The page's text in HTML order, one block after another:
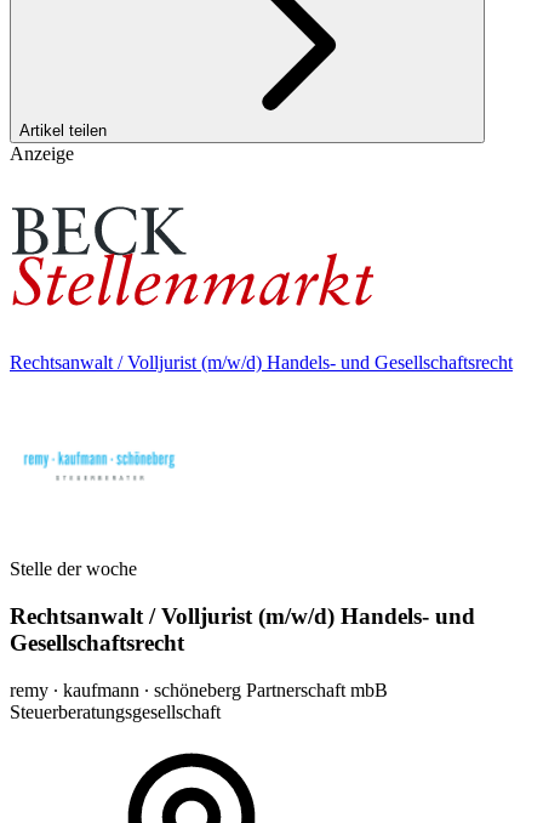
Artikel teilen
Anzeige
Rechtsanwalt / Volljurist (m/w/d) Handels- und Gesellschaftsrecht
Stelle der woche
Rechtsanwalt / Volljurist (m/w/d) Handels- und
Gesellschaftsrecht
remy ∙ kaufmann ∙ schöneberg Partnerschaft mbB
Steuerberatungsgesellschaft